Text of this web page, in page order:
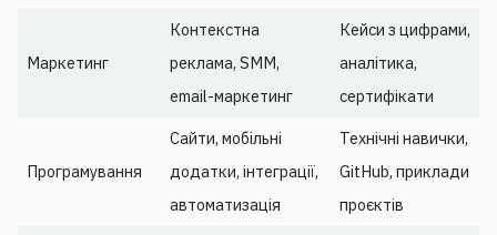
Маркетинг
Контекстна
реклама, SMM,
email-маркетинг
Кейси з цифрами,
аналітика,
сертифікати
Програмування
Сайти, мобільні
додатки, інтеграції,
автоматизація
Технічні навички,
GitHub, приклади
проєктів